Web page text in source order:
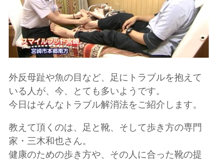
外反母趾や魚の目など、足にトラブルを抱えて
いる人が、今、とても多いようです。
今日はそんなトラブル解消法をご紹介します。
教えて頂くのは、足と靴、そして歩き方の専門
家・三木和也さん。
健康のための歩き方や、その人に合った靴の提